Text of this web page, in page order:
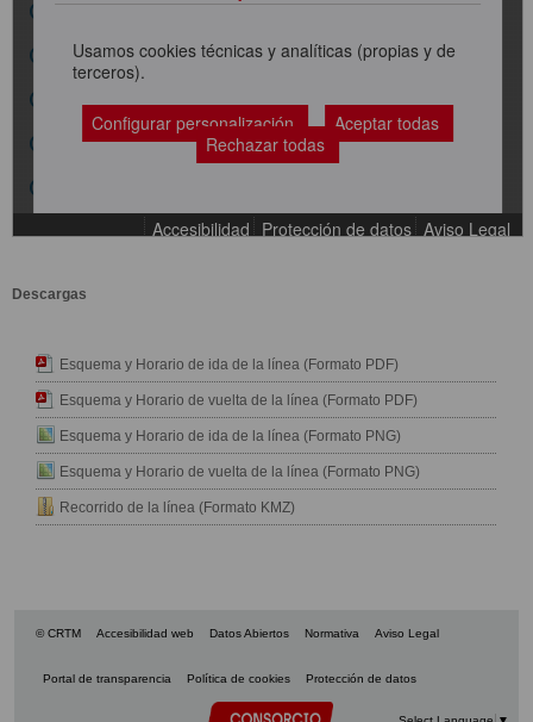
Descargas
Esquema y Horario de ida de la línea (Formato PDF)
Esquema y Horario de vuelta de la línea (Formato PDF)
Esquema y Horario de ida de la línea (Formato PNG)
Esquema y Horario de vuelta de la línea (Formato PNG)
Recorrido de la línea (Formato KMZ)
© CRTM Accesibilidad web Datos Abiertos Normativa Aviso Legal
Portal de transparencia Política de cookies Protección de datos